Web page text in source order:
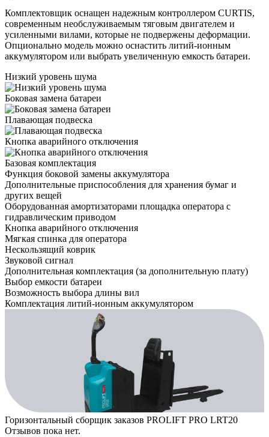
Комплектовщик оснащен надежным контроллером CURTIS,
современным необслуживаемым тяговым двигателем и
усиленными вилами, которые не подвержены деформации.
Опционально модель можно оснастить литий-ионным
аккумулятором или выбрать увеличенную емкость батареи.
Низкий уровень шума
Боковая замена батареи
Плавающая подвеска
Кнопка аварийного отключения
Базовая комплектация
Функция боковой замены аккумулятора
Дополнительные приспособления для хранения бумаг и
других вещей
Оборудованная амортизаторами площадка оператора с
гидравлическим приводом
Кнопка аварийного отключения
Мягкая спинка для оператора
Нескользящий коврик
Звуковой сигнал
Дополнительная комплектация (за дополнительную плату)
Выбор емкости батареи
Возможность выбора длины вил
Комплектация литий-ионным аккумулятором
Горизонтальный сборщик заказов PROLIFT PRO LRT20
Отзывов пока нет.